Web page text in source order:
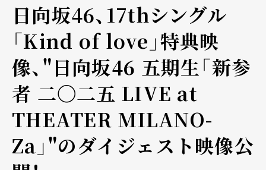
日向坂46、17thシングル
「Kind of love」特典映
像、"日向坂46 五期生「新参
者 二〇二五 LIVE at
THEATER MILANO-
Za」"のダイジェスト映像公